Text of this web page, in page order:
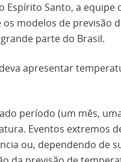
Espírito Santo, a equipe
modelos de previsão
parte do Brasil.
apresentar
período (um mês,
Eventos extremos
ou, dependendo de